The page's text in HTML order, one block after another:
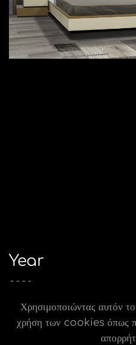
Year
2020
Collection
Χρησιμοποιώντας αυτόν
χρήση των cookies όπως